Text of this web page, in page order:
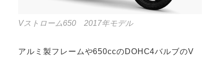
Vストローム650 2017年モデル
アルミ製フレームや650ccのDOHC4バルブのV